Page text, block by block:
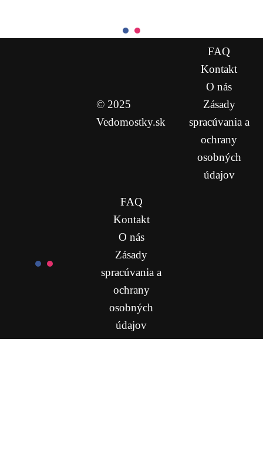
© 2025
Vedomostky.sk
FAQ
Kontakt
O nás
Zásady
spracúvania a
ochrany
osobných
údajov
FAQ
Kontakt
O nás
Zásady
spracúvania a
ochrany
osobných
údajov